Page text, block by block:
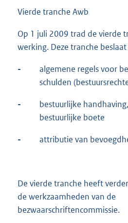
Vierde tranche Awb
Op 1 juli 2009 trad de vierde
werking. Deze tranche
-
algemene regels voor
schulden
-
bestuurlijke
bestuurlijke boete
- attributie van
De vierde tranche heeft
de werkzaamheden van de
bezwaarschriftencommissie.